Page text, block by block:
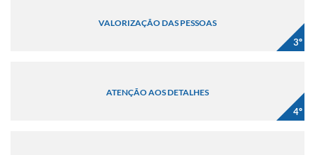
VALORIZAÇÃO DAS PESSOAS
3º
ATENÇÃO AOS DETALHES
4º